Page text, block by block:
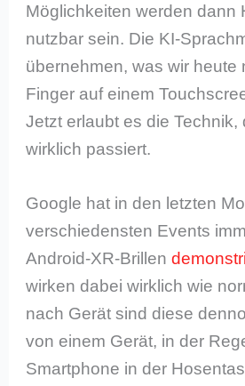
Möglichkeiten werden dann
nutzbar sein. Die KI-
übernehmen, was wir heute
Finger auf einem
Jetzt erlaubt es die Technik,
wirklich passiert.
Google hat in den letzten
verschiedensten Events
Android-XR-Brillen
wirken dabei wirklich wie
nach Gerät sind diese
von einem Gerät, in der
Smartphone in der